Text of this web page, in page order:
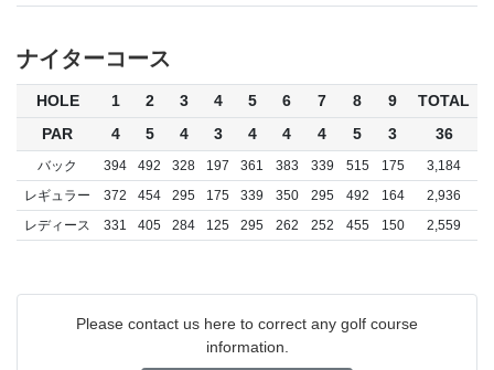
ナイターコース
HOLE 1 2 3 4 5 6 7 8 9
TOTAL
PAR
4 5 4 3 4 4 4 5 3 36
バック 394 492 328 197 361 383 339 515 175
3,184
レギュラー
372 454 295 175 339 350 295 492 164
2,936
レディース
331 405 284 125 295 262 252 455 150 2,559
Please contact us here to correct any golf course
information.